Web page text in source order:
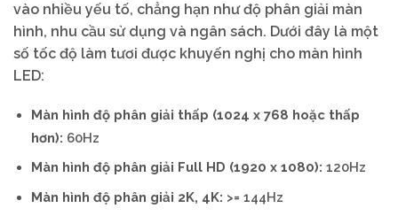
vào nhiều yếu tố, chẳng hạn như độ phân giải màn
hình, nhu cầu sử dụng và ngân sách. Dưới đây là một
số tốc độ làm tươi được khuyến nghị cho màn hình
LED:
Màn hình độ phân giải thấp (1024 x 768 hoặc thấp
hơn): 60Hz
Màn hình độ phân giải Full HD (1920 x 1080): 120Hz
Màn hình độ phân giải 2K, 4K: >= 144Hz